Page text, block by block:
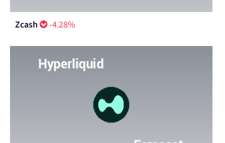
Zcash -4.28%